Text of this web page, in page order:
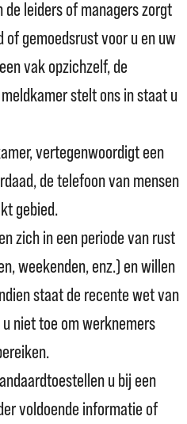
de leiders of managers zorgt
gemoedsrust voor u en uw
vak opzichzelf, de
stelt ons in staat u
vertegenwoordigt een
de telefoon van mensen
gebied.
zich in een periode van rust
weekenden, enz.) en willen
staat de recente wet van
niet toe om werknemers
u bij een
voldoende informatie of